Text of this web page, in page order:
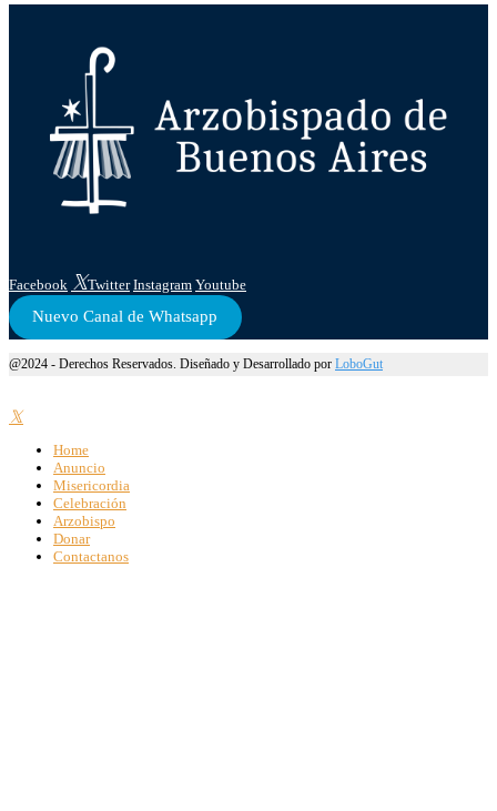
Facebook Twitter Instagram Youtube
Nuevo Canal de Whatsapp
@2024 - Derechos Reservados. Diseñado y Desarrollado por LoboGut
Home
Anuncio
Misericordia
Celebración
Arzobispo
Donar
Contactanos